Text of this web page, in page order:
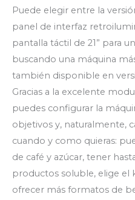
Puede elegir entre la
panel de interfaz
pantalla táctil de 21” para
buscando una máquina
también disponible en
Gracias a la excelente
puedes configurar la
objetivos y, naturalmente,
cuando y como quieras:
de café y azúcar, tener
productos soluble, elige el
ofrecer más formatos de